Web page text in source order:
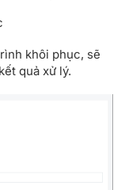
khôi phục, sẽ
quả xử lý.